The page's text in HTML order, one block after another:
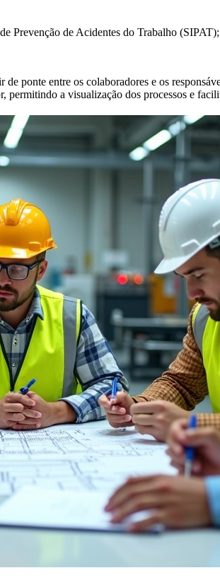
Prevenção de Acidentes do Trabalho (SIPAT);
ponte entre os colaboradores e os
a visualização dos processos e